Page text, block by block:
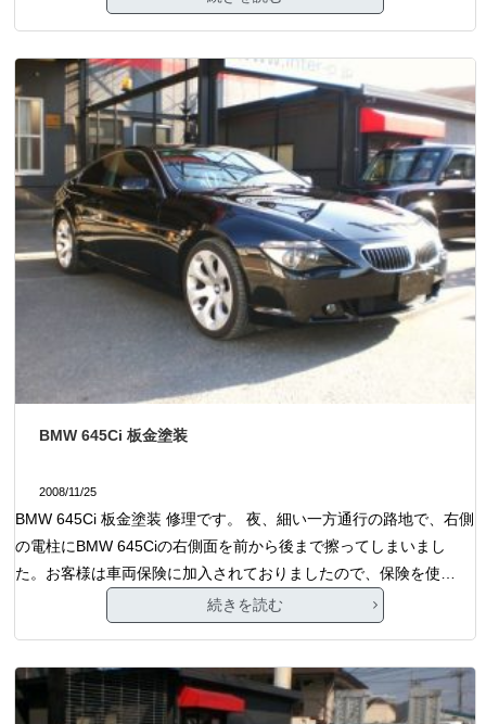
BMW 645Ci 板金塗装
2008/11/25
BMW 645Ci 板金塗装 修理です。 夜、細い一方通行の路地で、右側
の電柱にBMW 645Ciの右側面を前から後まで擦ってしまいまし
た。お客様は車両保険に加入されておりましたので、保険を使…
続きを読む